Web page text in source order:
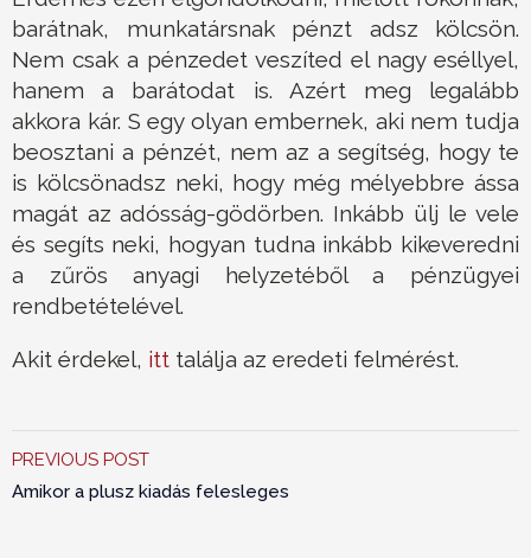
barátnak, munkatársnak pénzt adsz kölcsön.
Nem csak a pénzedet veszíted el nagy eséllyel,
hanem a barátodat is. Azért meg legalább
akkora kár. S egy olyan embernek, aki nem tudja
beosztani a pénzét, nem az a segítség, hogy te
is kölcsönadsz neki, hogy még mélyebbre ássa
magát az adósság-gödörben. Inkább ülj le vele
és segíts neki, hogyan tudna inkább kikeveredni
a zűrös anyagi helyzetéből a pénzügyei
rendbetételével.
Akit érdekel, itt találja az eredeti felmérést.
PREVIOUS POST
Amikor a plusz kiadás felesleges